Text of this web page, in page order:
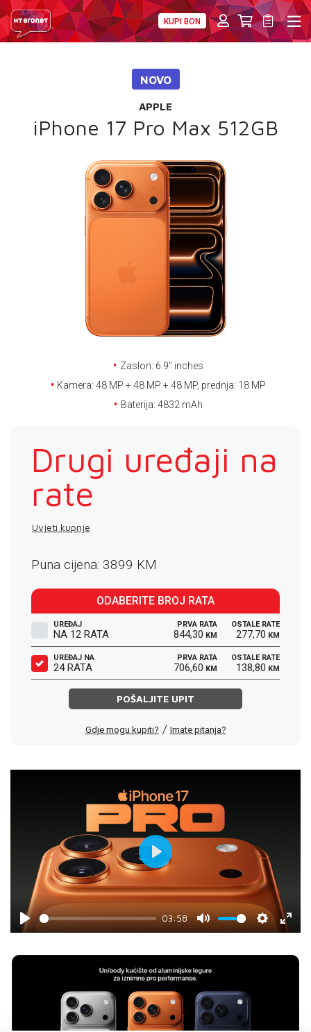
KUPI BON
MOBILNA
PRIJENOS BROJA
TELEFONSKI IMENIK
NOVO
APPLE
iPhone 17 Pro Max 512GB
Zaslon: 6.9'' inches
Kamera: 48 MP + 48 MP + 48 MP, prednja: 18 MP
Baterija: 4832 mAh
Drugi uređaji na
rate
Uvjeti kupnje
Puna cijena: 3899 KM
ODABERITE BROJ RATA
UREĐAJ
NA 12 RATA
PRVA RATA
844,30 KM
OSTALE RATE
277,70 KM
UREĐAJ NA
24 RATA
PRVA RATA
706,60 KM
OSTALE RATE
138,80 KM
POŠALJITE UPIT
Gdje mogu kupiti? / Imate pitanja?
Play
03:58
Mute Settings
Enter
Play